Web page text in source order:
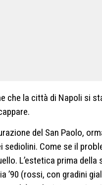
che la città di Napoli si
del San Paolo,
sediolini. Come se il
L’estetica prima della
’90 (rossi, con gradini